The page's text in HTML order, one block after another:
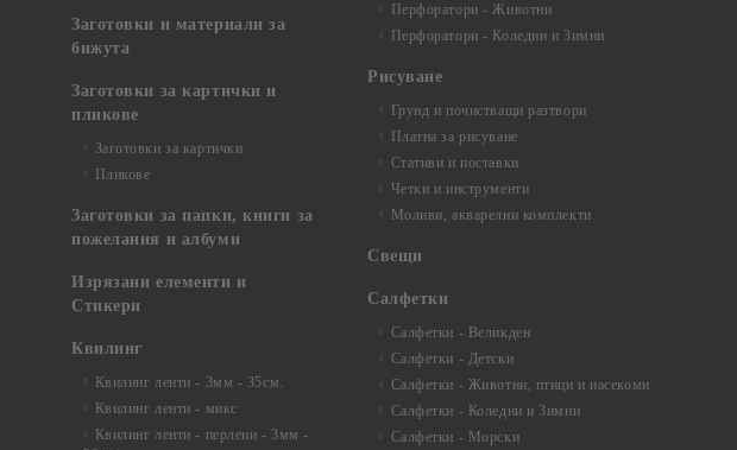
Заготовки и материали за
бижута
Заготовки за картички и
пликове
Заготовки за картички
Пликове
Заготовки за папки, книги за
пожелания и албуми
Изрязани елементи и
Стикери
Квилинг
Квилинг ленти - 3мм - 35см.
Квилинг ленти - микс
Квилинг ленти - перлени - 3мм -
Перфоратори - Животни
Перфоратори - Коледни и Зимни
Рисуване
Грунд и почистващи разтвори
Платна за рисуване
Стативи и поставки
Четки и инструменти
Моливи, акварелни комплекти
Свещи
Салфетки
Салфетки - Великден
Салфетки - Детски
Салфетки - Животни, птици и насекоми
Салфетки - Коледни и Зимни
Салфетки - Морски